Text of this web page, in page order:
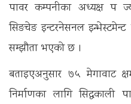
पावर कम्पनीका अध्यक्ष पद्म
सिङचेङ इन्टरनेसनल
सम्झौता भएको छ ।
बताइएअनुसार ७५ मेगावाट
निर्माणका लागि सिद्धकाली